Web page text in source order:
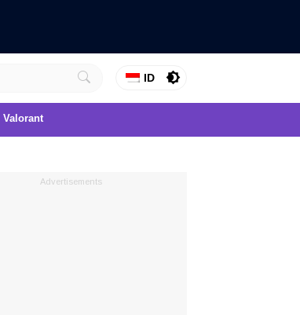
ID
Valorant
Advertisements